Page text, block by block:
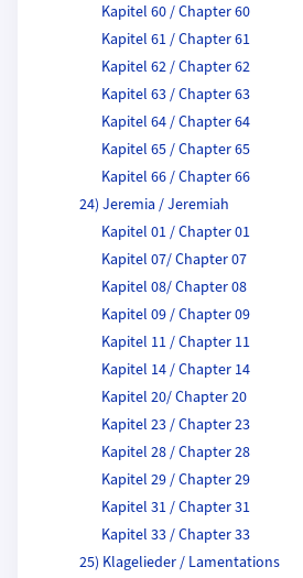
Kapitel 60 / Chapter 60
Kapitel 61 / Chapter 61
Kapitel 62 / Chapter 62
Kapitel 63 / Chapter 63
Kapitel 64 / Chapter 64
Kapitel 65 / Chapter 65
Kapitel 66 / Chapter 66
24) Jeremia / Jeremiah
Kapitel 01 / Chapter 01
Kapitel 07/ Chapter 07
Kapitel 08/ Chapter 08
Kapitel 09 / Chapter 09
Kapitel 11 / Chapter 11
Kapitel 14 / Chapter 14
Kapitel 20/ Chapter 20
Kapitel 23 / Chapter 23
Kapitel 28 / Chapter 28
Kapitel 29 / Chapter 29
Kapitel 31 / Chapter 31
Kapitel 33 / Chapter 33
25) Klagelieder / Lamentations